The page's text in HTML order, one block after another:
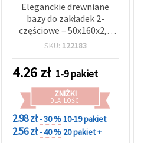
Eleganckie drewniane
bazy do zakładek 2-
częściowe – 50x160x2,5
mm, okno 38x144x2,5
zestaw 2 szt.
SKU: 122183
4.26zł 1-9 pakiet
ZNIŻKI
DLA ILOŚCI
2.98 zł- 30 %10-19 pakiet
2.56 zł- 40 % 20 pakiet +